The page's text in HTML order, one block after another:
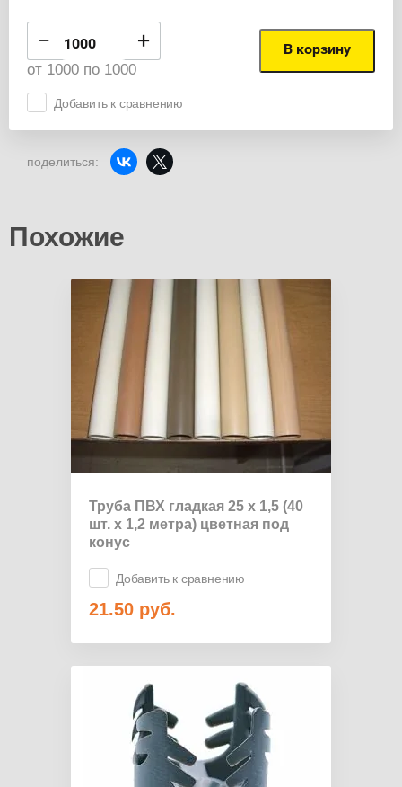
− +
от 1000 по 1000
В корзину
Добавить к сравнению
поделиться:
Похожие
Труба ПВХ гладкая 25 х 1,5 (40
шт. х 1,2 метра) цветная под
конус
Добавить к сравнению
21.50 руб.